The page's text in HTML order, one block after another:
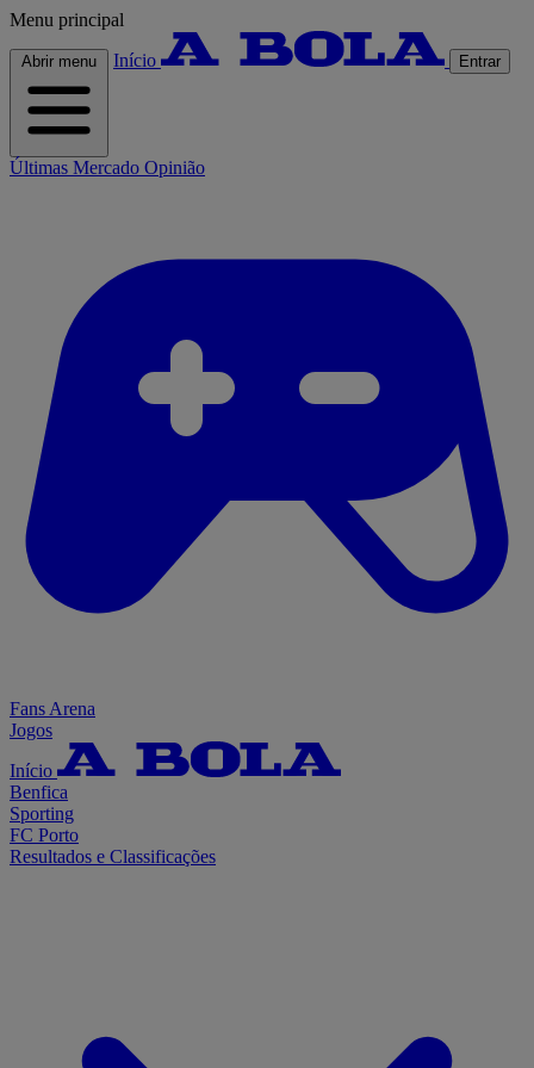
Menu principal
Abrir menu Início Entrar
Últimas Mercado Opinião
Fans Arena
Jogos
Início
Benfica
Sporting
FC Porto
Resultados e Classificações